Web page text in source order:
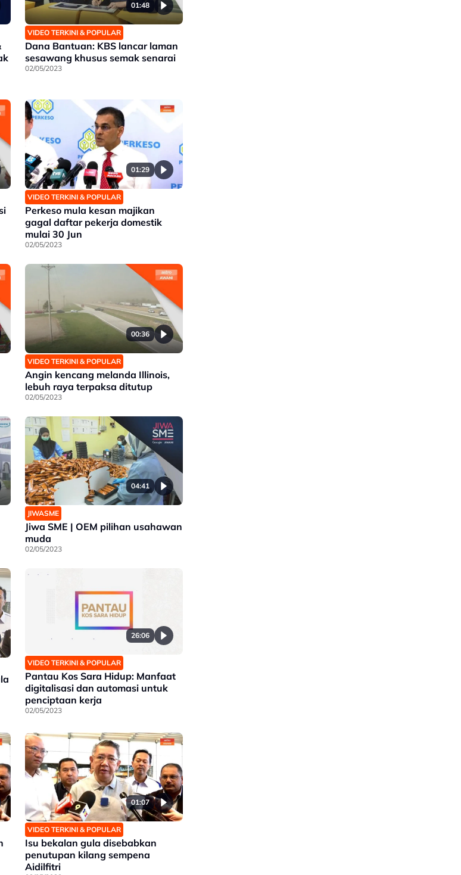
01:48
VIDEO TERKINI & POPULAR
Dana Bantuan: KBS lancar laman
sesawang khusus semak senarai
02/05/2023
01:29
VIDEO TERKINI & POPULAR
Perkeso mula kesan majikan
gagal daftar pekerja domestik
mulai 30 Jun
02/05/2023
00:36
VIDEO TERKINI & POPULAR
Angin kencang melanda Illinois,
lebuh raya terpaksa ditutup
02/05/2023
04:41
JIWASME
Jiwa SME | OEM pilihan usahawan
muda
02/05/2023
26:06
VIDEO TERKINI & POPULAR
Pantau Kos Sara Hidup: Manfaat
digitalisasi dan automasi untuk
penciptaan kerja
02/05/2023
01:07
VIDEO TERKINI & POPULAR
Isu bekalan gula disebabkan
penutupan kilang sempena
Aidilfitri